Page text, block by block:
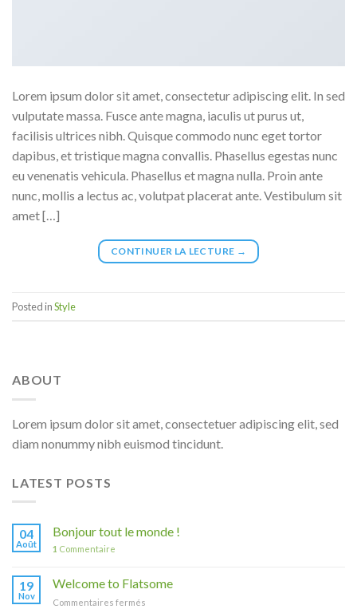
Lorem ipsum dolor sit amet, consectetur adipiscing elit. In sed
vulputate massa. Fusce ante magna, iaculis ut purus ut,
facilisis ultrices nibh. Quisque commodo nunc eget tortor
dapibus, et tristique magna convallis. Phasellus egestas nunc
eu venenatis vehicula. Phasellus et magna nulla. Proin ante
nunc, mollis a lectus ac, volutpat placerat ante. Vestibulum sit
amet […]
CONTINUER LA LECTURE →
Posted inStyle
ABOUT
Lorem ipsum dolor sit amet, consectetuer adipiscing elit, sed
diam nonummy nibh euismod tincidunt.
LATEST POSTS
04
Août
Bonjour tout le monde !
1 Commentaire
19
Nov
Welcome to Flatsome
Commentaires fermés